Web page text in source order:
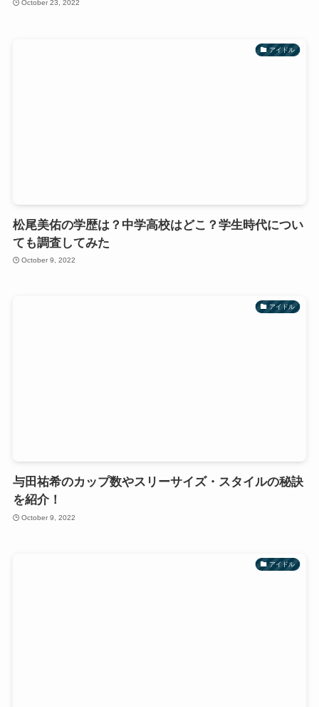
October 23, 2022
アイドル
松尾美佑の学歴は？中学高校はどこ？学生時代につい
ても調査してみた
October 9, 2022
アイドル
与田祐希のカップ数やスリーサイズ・スタイルの秘訣
を紹介！
October 9, 2022
アイドル